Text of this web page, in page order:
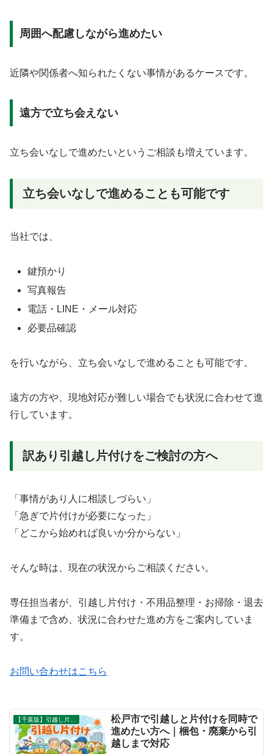
周囲へ配慮しながら進めたい
近隣や関係者へ知られたくない事情があるケースです。
遠方で立ち会えない
立ち会いなしで進めたいというご相談も増えています。
立ち会いなしで進めることも可能です
当社では、
鍵預かり
写真報告
電話・LINE・メール対応
必要品確認
を行いながら、立ち会いなしで進めることも可能です。
遠方の方や、現地対応が難しい場合でも状況に合わせて進
行しています。
訳あり引越し片付けをご検討の方へ
「事情があり人に相談しづらい」
「急ぎで片付けが必要になった」
「どこから始めれば良いか分からない」
そんな時は、現在の状況からご相談ください。
専任担当者が、引越し片付け・不用品整理・お掃除・退去
準備まで含め、状況に合わせた進め方をご案内していま
す。
お問い合わせはこちら
松戸市で引越しと片付けを同時で
進めたい方へ｜梱包・廃棄から引
越しまで対応